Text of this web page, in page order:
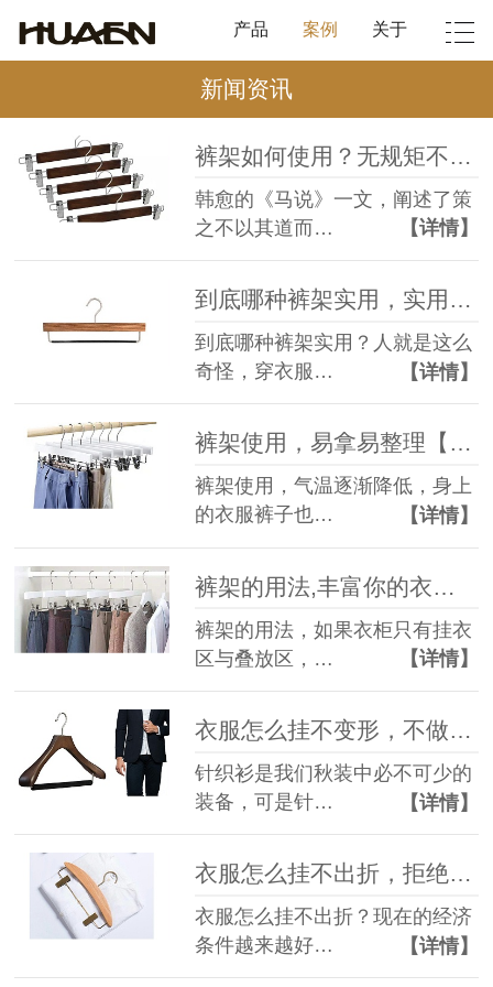
产品 案例 关于
新闻资讯
裤架如何使用？无规矩不成方圆【华恩衣架】
韩愈的《马说》一文，阐述了策
之不以其道而…
【详情】
到底哪种裤架实用，实用至上主义【华恩衣架】
到底哪种裤架实用？人就是这么
奇怪，穿衣服…
【详情】
裤架使用，易拿易整理【华恩衣架】
裤架使用，气温逐渐降低，身上
的衣服裤子也…
【详情】
裤架的用法,丰富你的衣柜【华恩衣架】
裤架的用法，如果衣柜只有挂衣
区与叠放区，…
【详情】
衣服怎么挂不变形，不做“变形金刚”【华恩衣架】
针织衫是我们秋装中必不可少的
装备，可是针…
【详情】
衣服怎么挂不出折，拒绝折痕【华恩衣架】
衣服怎么挂不出折？现在的经济
条件越来越好…
【详情】